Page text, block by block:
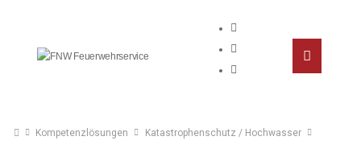
Kompetenzlösungen Katastrophenschutz / Hochwasser